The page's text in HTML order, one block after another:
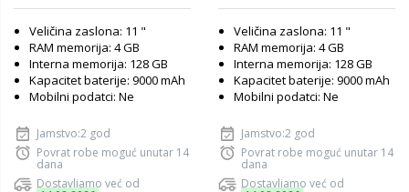
Veličina zaslona: 11 "
RAM memorija: 4 GB
Interna memorija: 128 GB
Kapacitet baterije: 9000 mAh
Mobilni podatci: Ne
Jamstvo:2 god
Povrat robe moguć unutar 14
dana
Dostavljamo već od
Veličina zaslona: 11 "
RAM memorija: 4 GB
Interna memorija: 128 GB
Kapacitet baterije: 9000 mAh
Mobilni podatci: Ne
Jamstvo:2 god
Povrat robe moguć unutar 14
dana
Dostavljamo već od